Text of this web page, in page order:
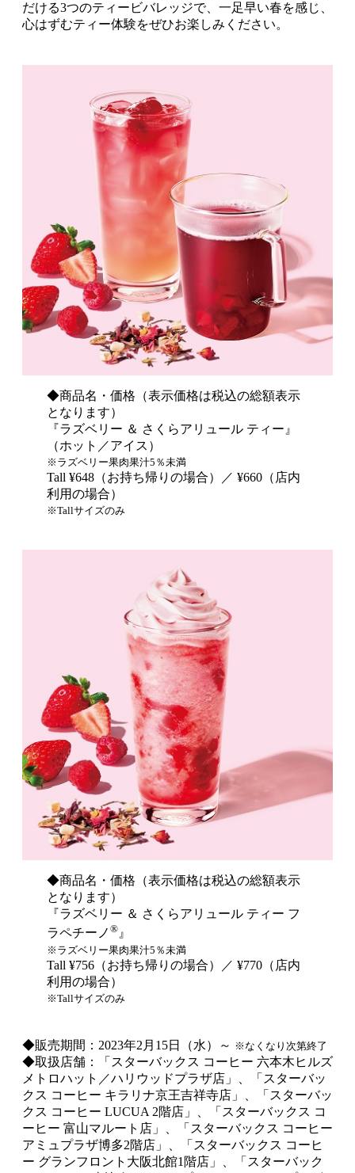
だける3つのティービバレッジで、一足早い春を感じ、
心はずむティー体験をぜひお楽しみください。
◆商品名・価格（表示価格は税込の総額表示
となります）
『ラズベリー ＆ さくらアリュール ティー』
（ホット／アイス）
※ラズベリー果肉果汁5％未満
Tall ¥648（お持ち帰りの場合）／ ¥660（店内
利用の場合）
※Tallサイズのみ
◆商品名・価格（表示価格は税込の総額表示
となります）
『ラズベリー ＆ さくらアリュール ティー フ
ラペチーノ®』
※ラズベリー果肉果汁5％未満
Tall ¥756（お持ち帰りの場合）／ ¥770（店内
利用の場合）
※Tallサイズのみ
◆販売期間：2023年2月15日（水）～ ※なくなり次第終了
◆取扱店舗：「スターバックス コーヒー 六本木ヒルズ
メトロハット／ハリウッドプラザ店」、「スターバッ
クス コーヒー キラリナ京王吉祥寺店」、「スターバッ
クス コーヒー LUCUA 2階店」、「スターバックス コ
ーヒー 富山マルート店」、「スターバックス コーヒー
アミュプラザ博多2階店」、「スターバックス コーヒ
ー グランフロント大阪北館1階店」、「スターバック